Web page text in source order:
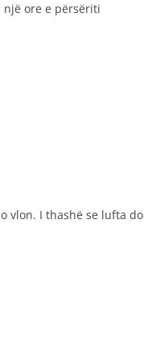
një ore e përsëriti
vlon. I thashë se lufta do